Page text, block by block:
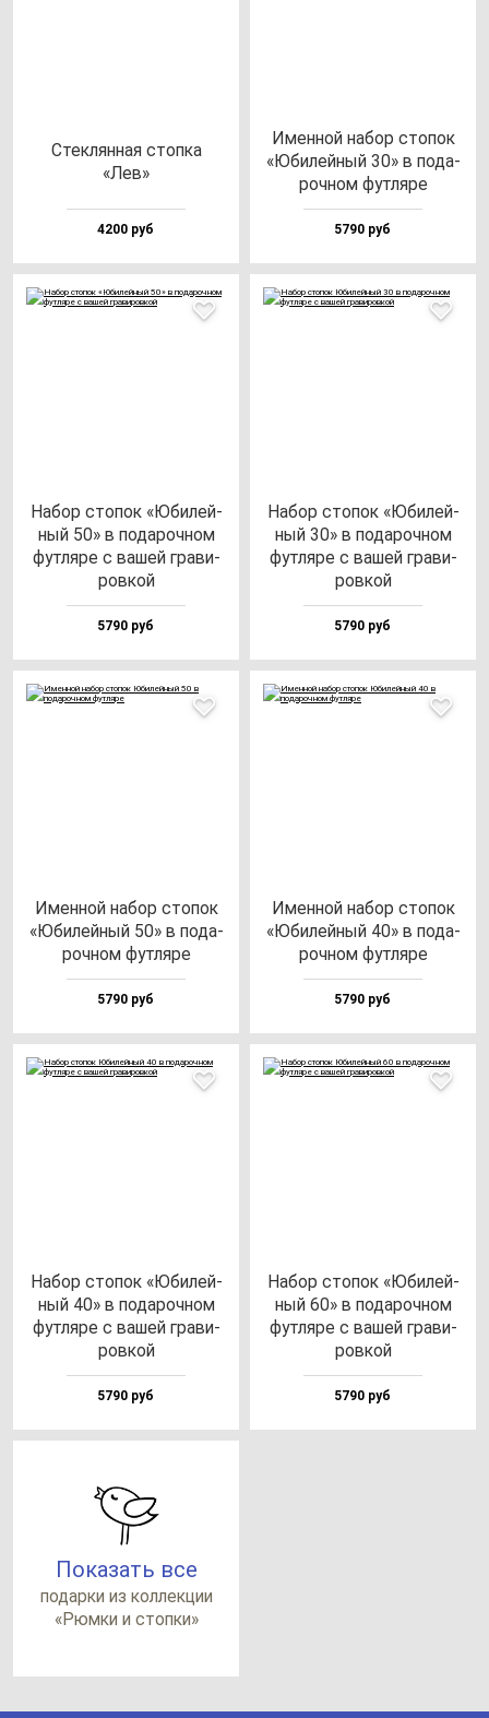
Стек­лян­ная стоп­ка
«Лев»
4200 руб
Имен­ной на­бор сто­пок
«Юби­лей­ный 30» в по­да­
роч­ном фут­ля­ре
5790 руб
Набор сто­пок «Юби­лей­
ный 50» в по­да­роч­ном
фут­ля­ре с ва­шей гра­ви­
ров­кой
5790 руб
Набор сто­пок «Юби­лей­
ный 30» в по­да­роч­ном
фут­ля­ре с ва­шей гра­ви­
ров­кой
5790 руб
Имен­ной на­бор сто­пок
«Юби­лей­ный 50» в по­да­
роч­ном фут­ля­ре
5790 руб
Имен­ной на­бор сто­пок
«Юби­лей­ный 40» в по­да­
роч­ном фут­ля­ре
5790 руб
Набор сто­пок «Юби­лей­
ный 40» в по­да­роч­ном
фут­ля­ре с ва­шей гра­ви­
ров­кой
5790 руб
Набор сто­пок «Юби­лей­
ный 60» в по­да­роч­ном
фут­ля­ре с ва­шей гра­ви­
ров­кой
5790 руб
Показать все
по­дар­ки из кол­лек­ции
«Рюм­ки и стоп­ки»